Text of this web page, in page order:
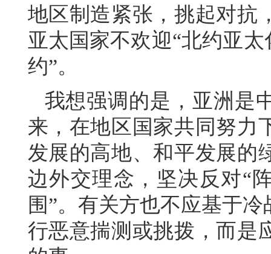
地区制造紧张，挑起对抗
亚太国家不欢迎“北约亚
约”。
我想强调的是，亚洲是
来，在地区国家共同努力
发展的高地、和平发展的
边外交理念，坚决反对“
围”。有关方也不应基于
行恶意揣测或挑拨，而是